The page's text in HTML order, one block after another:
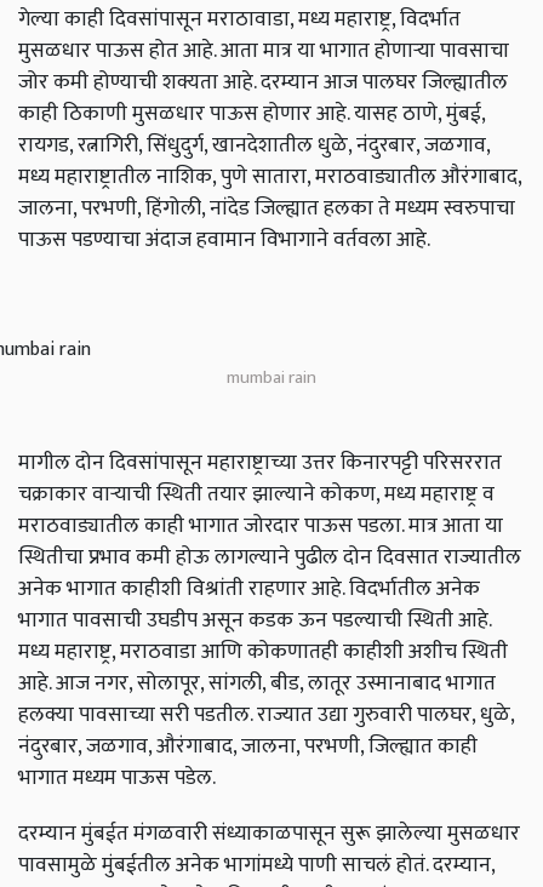
गेल्या काही दिवसांपासून मराठावाडा, मध्य महाराष्ट्र, विदर्भात
मुसळधार पाऊस होत आहे. आता मात्र या भागात होणाऱ्या पावसाचा
जोर कमी होण्याची शक्यता आहे. दरम्यान आज पालघर जिल्ह्यातील
काही ठिकाणी मुसळधार पाऊस होणार आहे. यासह ठाणे, मुंबई,
रायगड, रत्नागिरी, सिंधुदुर्ग, खानदेशातील धुळे, नंदुरबार, जळगाव,
मध्य महाराष्ट्रातील नाशिक, पुणे सातारा, मराठवाड्यातील औरंगाबाद,
जालना, परभणी, हिंगोली, नांदेड जिल्ह्यात हलका ते मध्यम स्वरुपाचा
पाऊस पडण्याचा अंदाज हवामान विभागाने वर्तवला आहे.
mumbai rain
मागील दोन दिवसांपासून महाराष्ट्राच्या उत्तर किनारपट्टी परिसररात
चक्राकार वाऱ्याची स्थिती तयार झाल्याने कोकण, मध्य महाराष्ट्र व
मराठवाड्यातील काही भागात जोरदार पाऊस पडला. मात्र आता या
स्थितीचा प्रभाव कमी होऊ लागल्याने पुढील दोन दिवसात राज्यातील
अनेक भागात काहीशी विश्रांती राहणार आहे. विदर्भातील अनेक
भागात पावसाची उघडीप असून कडक ऊन पडल्याची स्थिती आहे.
मध्य महाराष्ट्र, मराठवाडा आणि कोकणातही काहीशी अशीच स्थिती
आहे. आज नगर, सोलापूर, सांगली, बीड, लातूर उस्मानाबाद भागात
हलक्या पावसाच्या सरी पडतील. राज्यात उद्या गुरुवारी पालघर, धुळे,
नंदुरबार, जळगाव, औरंगाबाद, जालना, परभणी, जिल्ह्यात काही
भागात मध्यम पाऊस पडेल.
दरम्यान मुंबईत मंगळवारी संध्याकाळपासून सुरू झालेल्या मुसळधार
पावसामुळे मुंबईतील अनेक भागांमध्ये पाणी साचलं होतं. दरम्यान,